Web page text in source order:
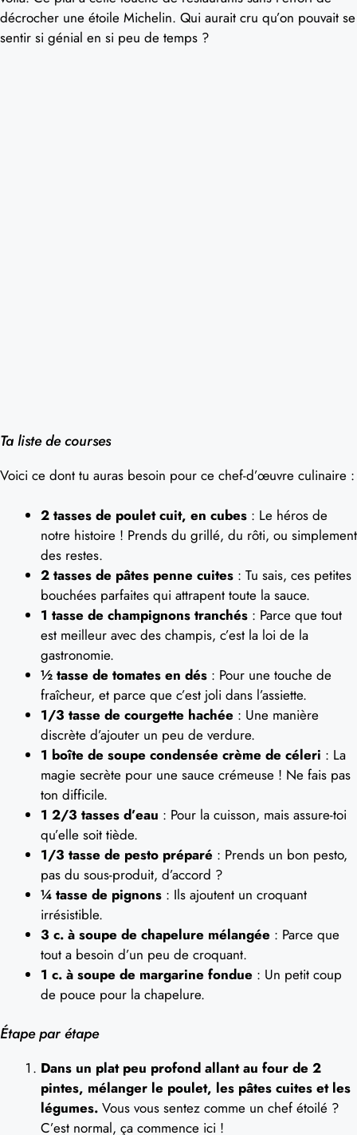
décrocher une étoile Michelin. Qui aurait cru qu’on pouvait se
sentir si génial en si peu de temps ?
Ta liste de courses
Voici ce dont tu auras besoin pour ce chef-d’œuvre culinaire :
2 tasses de poulet cuit, en cubes : Le héros de
notre histoire ! Prends du grillé, du rôti, ou simplement
des restes.
2 tasses de pâtes penne cuites : Tu sais, ces petites
bouchées parfaites qui attrapent toute la sauce.
1 tasse de champignons tranchés : Parce que tout
est meilleur avec des champis, c’est la loi de la
gastronomie.
½ tasse de tomates en dés : Pour une touche de
fraîcheur, et parce que c’est joli dans l’assiette.
1/3 tasse de courgette hachée : Une manière
discrète d’ajouter un peu de verdure.
1 boîte de soupe condensée crème de céleri : La
magie secrète pour une sauce crémeuse ! Ne fais pas
ton difficile.
1 2/3 tasses d’eau : Pour la cuisson, mais assure-toi
qu’elle soit tiède.
1/3 tasse de pesto préparé : Prends un bon pesto,
pas du sous-produit, d’accord ?
¼ tasse de pignons : Ils ajoutent un croquant
irrésistible.
3 c. à soupe de chapelure mélangée : Parce que
tout a besoin d’un peu de croquant.
1 c. à soupe de margarine fondue : Un petit coup
de pouce pour la chapelure.
Étape par étape
Dans un plat peu profond allant au four de 2
pintes, mélanger le poulet, les pâtes cuites et les
légumes. Vous vous sentez comme un chef étoilé ?
C’est normal, ça commence ici !